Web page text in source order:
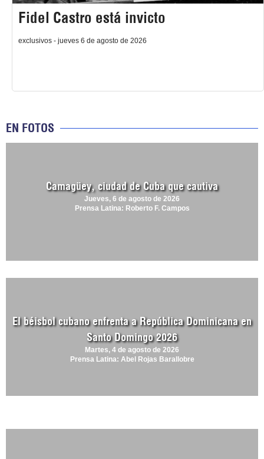
Fidel Castro está invicto
exclusivos - jueves 6 de agosto de 2026
EN FOTOS
Camagüey, ciudad de Cuba que cautiva
Jueves, 6 de agosto de 2026
Prensa Latina: Roberto F. Campos
El béisbol cubano enfrenta a República Dominicana en
Santo Domingo 2026
Martes, 4 de agosto de 2026
Prensa Latina: Abel Rojas Barallobre